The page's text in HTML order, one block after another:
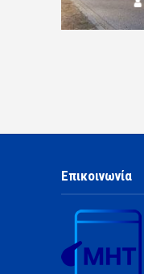
Επικοινωνία